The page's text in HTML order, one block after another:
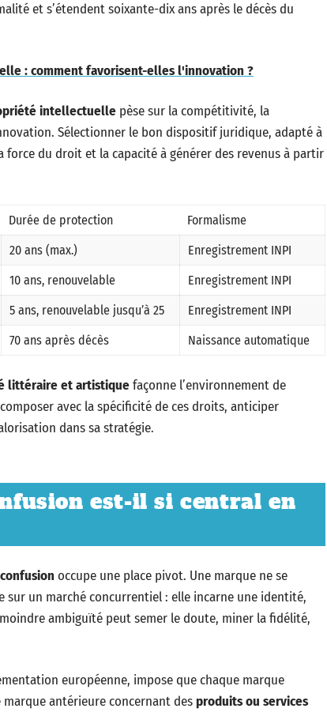
et s’étendent soixante-dix ans après le décès du
: comment favorisent-elles l'innovation ?
intellectuelle pèse sur la compétitivité, la
Sélectionner le bon dispositif juridique, adapté à
du droit et la capacité à générer des revenus à partir
Durée de protection
Formalisme
20 ans (max.)
Enregistrement INPI
10 ans, renouvelable
Enregistrement INPI
5 ans, renouvelable jusqu’à 25
Enregistrement INPI
70 ans après décès Naissance automatique
littéraire et artistiquefaçonne l’environnement de
avec la spécificité de ces droits, anticiper
dans sa stratégie.
est-il si central en
occupe une place pivot. Une marque ne se
un marché concurrentiel : elle incarne une identité,
ambiguïté peut semer le doute, miner la fidélité,
européenne, impose que chaque marque
marque antérieure concernant desproduits ou services